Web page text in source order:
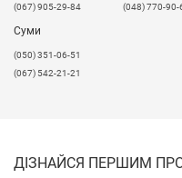
(067) 905-29-84
(048) 770-90-
Суми
(050) 351-06-51
(067) 542-21-21
ДІЗНАЙСЯ ПЕРШИМ